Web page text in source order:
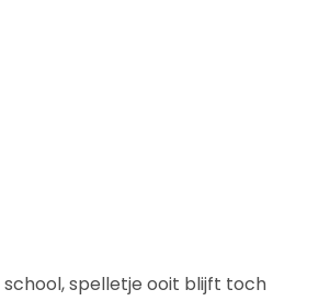
school, spelletje ooit blijft toch